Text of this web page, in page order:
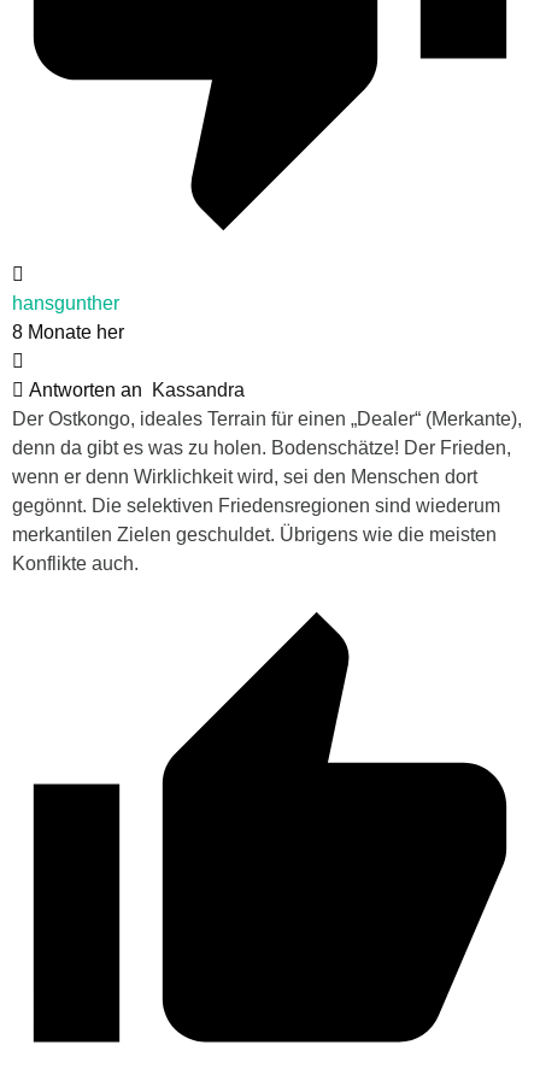
hansgunther
8 Monate her
Antworten an
Kassandra
Der Ostkongo, ideales Terrain für einen „Dealer“ (Merkante),
denn da gibt es was zu holen. Bodenschätze! Der Frieden,
wenn er denn Wirklichkeit wird, sei den Menschen dort
gegönnt. Die selektiven Friedensregionen sind wiederum
merkantilen Zielen geschuldet. Übrigens wie die meisten
Konflikte auch.